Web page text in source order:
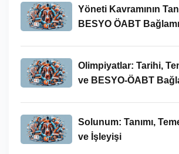
Yöneti Kavramının
BESYO ÖABT
Olimpiyatlar: Tarihi,
ve BESYO-ÖABT
Solunum: Tanımı,
ve İşleyişi